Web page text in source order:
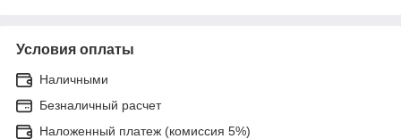
Условия оплаты
Наличными
Безналичный расчет
Наложенный платеж (комиссия 5%)